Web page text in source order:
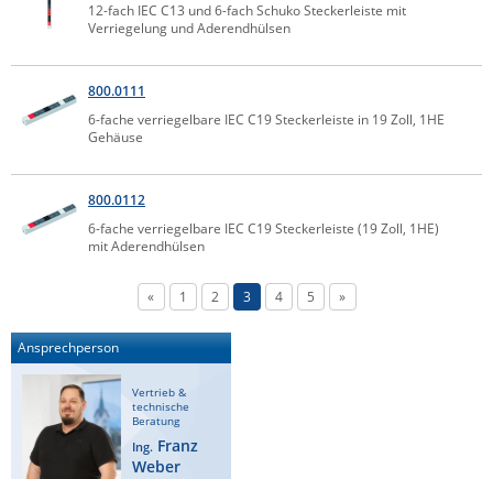
12-fach IEC C13 und 6-fach Schuko Steckerleiste mit
Verriegelung und Aderendhülsen
800.0111
6-fache verriegelbare IEC C19 Steckerleiste in 19 Zoll, 1HE
Gehäuse
800.0112
6-fache verriegelbare IEC C19 Steckerleiste (19 Zoll, 1HE)
mit Aderendhülsen
« 1 2 3 4 5 »
Ansprechperson
Vertrieb &
technische
Beratung
Ing. Franz
Weber